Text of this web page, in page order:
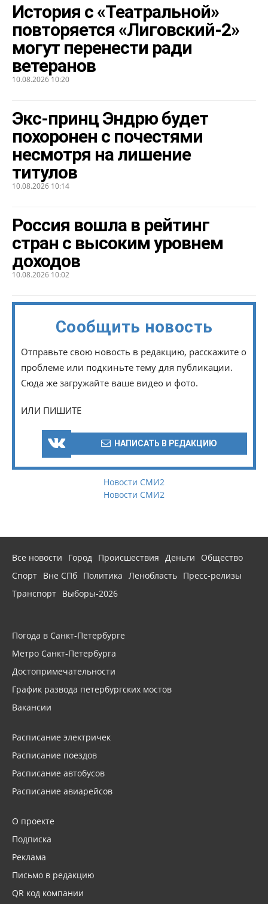
История с «Театральной»
повторяется «Лиговский-2»
могут перенести ради
ветеранов
10.08.2026 10:20
Экс-принц Эндрю будет
похоронен с почестями
несмотря на лишение
титулов
10.08.2026 10:14
Россия вошла в рейтинг
стран с высоким уровнем
доходов
10.08.2026 10:02
Сообщить новость
Отправьте свою новость в редакцию, расскажите о
проблеме или подкиньте тему для публикации.
Сюда же загружайте ваше видео и фото.
ИЛИ ПИШИТЕ
НАПИСАТЬ В РЕДАКЦИЮ
Новости СМИ2
Новости СМИ2
Все новости Город Происшествия Деньги
Общество
Спорт Вне СПб Политика Ленобласть Пресс-релизы
Транспорт Выборы-2026
Погода в Санкт-Петербурге
Метро Санкт-Петербурга
Достопримечательности
График развода петербургских мостов
Вакансии
Расписание электричек
Расписание поездов
Расписание автобусов
Расписание авиарейсов
О проекте
Подписка
Реклама
Письмо в редакцию
QR код компании